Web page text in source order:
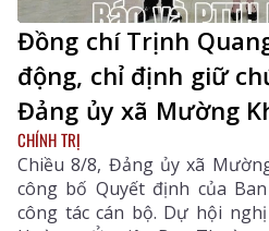
Đồng chí Trịnh
động, chỉ định giữ
Đảng ủy xã Mường
CHÍNH TRỊ
Chiều 8/8, Đảng ủy xã
công bố Quyết định của
công tác cán bộ. Dự hội